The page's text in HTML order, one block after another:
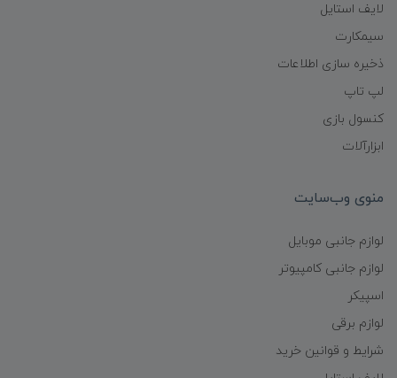
لایف استایل
سیمکارت
ذخیره سازی اطلاعات
لپ تاپ
کنسول بازی
ابزارآلات
منوی وب‌سایت
لوازم جانبی موبایل
لوازم جانبی کامپیوتر
اسپیکر
لوازم برقی
شرایط و قوانین خرید